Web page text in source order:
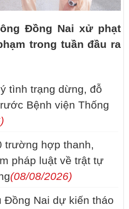
Đồng Nai xử phạt
trong tuần đầu ra
tình trạng dừng, đỗ
Bệnh viện Thống
trường hợp thanh,
pháp luật về trật tự
(08/08/2026)
Đồng Nai dự kiến tháo